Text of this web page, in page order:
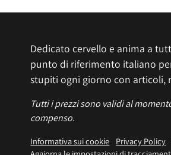
Dedicato cervello e anima a
punto di riferimento italiano
stupiti ogni giorno con articoli,
Tutti i prezzi sono validi al
compenso.
Informativa sui cookie Privacy Policy